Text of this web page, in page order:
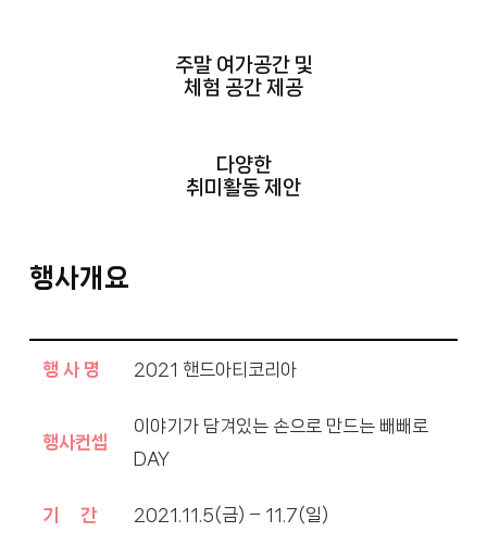
주말 여가공간 및
체험 공간 제공
다양한
취미활동 제안
행사개요
행 사 명 2021 핸드아티코리아
행사컨셉
이야기가 담겨있는 손으로 만드는 빼빼로
DAY
기 간 2021.11.5(금) – 11.7(일)